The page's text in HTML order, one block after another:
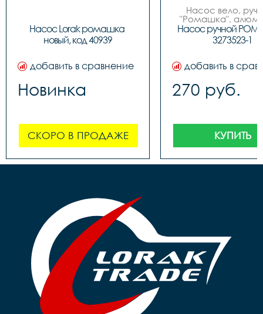
Насос Lorak ромашка
новый, код 40939
добавить в сравнение
Новинка
СКОРО В ПРОДАЖЕ
Насос вело,
"Ромашка",
обратным
штоком, шланг
Насос ручной
3273523-1
добавить в
270 руб.
КУПИТЬ